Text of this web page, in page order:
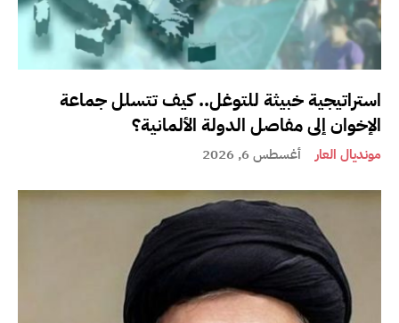
استراتيجية خبيثة للتوغل.. كيف تتسلل جماعة
الإخوان إلى مفاصل الدولة الألمانية؟
مونديال العار أغسطس 6, 2026